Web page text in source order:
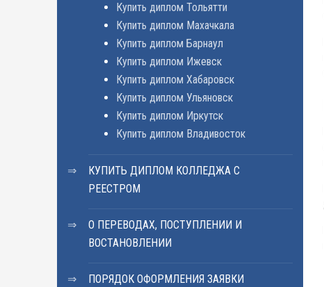
Купить диплом Тольятти
Купить диплом Махачкала
Купить диплом Барнаул
Купить диплом Ижевск
Купить диплом Хабаровск
Купить диплом Ульяновск
Купить диплом Иркутск
Купить диплом Владивосток
КУПИТЬ ДИПЛОМ КОЛЛЕДЖА С
РЕЕСТРОМ
О ПЕРЕВОДАХ, ПОСТУПЛЕНИИ И
ВОСТАНОВЛЕНИИ
ПОРЯДОК ОФОРМЛЕНИЯ ЗАЯВКИ